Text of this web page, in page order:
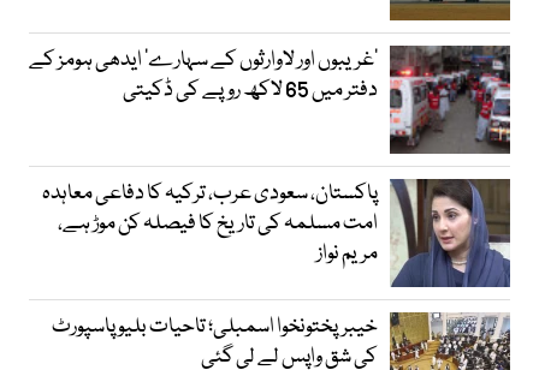
’غریبوں اور لاوارثوں کے سہارے‘ ایدھی ہومز کے
دفتر میں 65 لاکھ روپے کی ڈکیتی
پاکستان، سعودی عرب، ترکیہ کا دفاعی معاہدہ
امت مسلمہ کی تاریخ کا فیصلہ کن موڑ ہے،
مریم نواز
خیبرپختونخوا اسمبلی؛ تاحیات بلیو پاسپورٹ
کی شق واپس لے لی گئی